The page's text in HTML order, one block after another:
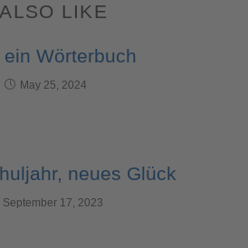
LIKE
ein Wörterbuch
May 25, 2024
neues Glück
September 17, 2023